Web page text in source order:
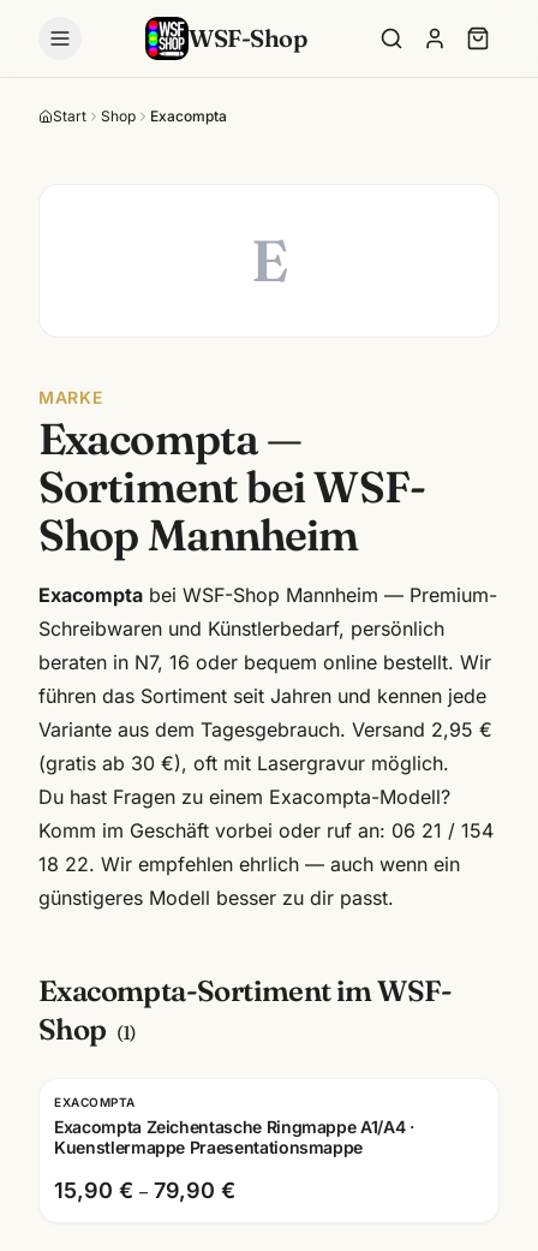
WSF-Shop
Start Shop Exacompta
E
MARKE
Exacompta—
Sortiment bei WSF-
Shop Mannheim
Exacompta bei WSF-Shop Mannheim — Premium-
Schreibwaren und Künstlerbedarf, persönlich
beraten in N7, 16 oder bequem online bestellt. Wir
führen das Sortiment seit Jahren und kennen jede
Variante aus dem Tagesgebrauch. Versand 2,95 €
(gratis ab 30 €), oft mit Lasergravur möglich.
Du hast Fragen zu einem Exacompta-Modell?
Komm im Geschäft vorbei oder ruf an: 06 21 / 154
18 22. Wir empfehlen ehrlich — auch wenn ein
günstigeres Modell besser zu dir passt.
Exacompta-Sortiment im WSF-
Shop (1)
EXACOMPTA
Exacompta Zeichentasche Ringmappe A1/A4 ·
Kuenstlermappe Praesentationsmappe
15,90 € – 79,90 €